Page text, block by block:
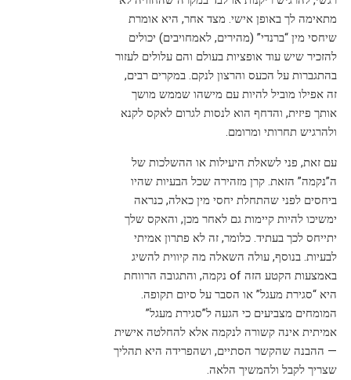
מתאימה לך באופן אישי. מצד אחר, היא אומרת
שיחסי מין “ברנדי” (מהירים, לאמחויבים) יכולים
להזכיר שיש עוד אופציות בעולם והם עלולים לעזור
בהתגברות על הכעס והרצון לנקם. במקרים רבים,
זה אפילו מוביל להיות עם מישהו שממש מושך
אותך פיזית, והדחף הוא לנסות לגרום לאקס לקנא
ולהרגיש תחרותי ומרומם.
עם זאת, פני לשאלת היעילות או ההשלכות של
ה”נקמה” הזאת. קרן מזהירה שכל הבעיות שהיו
ביחסים לפני שהתחלת יחסי מין כאלה, כנראה
ימשיכו להיות קיימות גם לאחר מכן, והאקס שלך
יתייחס לכך בעתיד. כלומר, זה לא פתרון אמיתי
לבעיות. בנוסף, עולה השאלה מה קיווית להשיג
באמצעות הקטע הזה of נקמה, והתגובה הרווחת
היא “סגירת מעגל” או הסבר על סיום תקופה.
המומחים מצביעים כי הגעה ל”סגירת מעגל”
אמיתית אינה קשורה לנקמה אלא להחלטה אישית
— ההבנה שהקשר הסתיים, ושהפרידה היא תהליך
שצריך לקבל ולהמשיך הלאה.